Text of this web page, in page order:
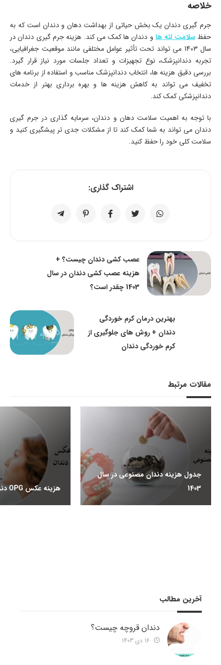
خلاصه
جرم گیری دندان یک بخش حیاتی از بهداشت دهان و دندان است که به
حفظسلامت لثه ها و دندان ها کمک می کند. هزینه جرم گیری دندان در
سال 1403 می تواند تحت تأثیر عوامل مختلفی مانند موقعیت جغرافیایی،
تجربه دندانپزشک، نوع تجهیزات و تعداد جلسات مورد نیاز قرار گیرد.
بررسی دقیق هزینه ها، انتخاب دندانپزشک مناسب و استفاده از برنامه های
تخفیف می تواند به کاهش هزینه ها و بهره برداری بهتر از خدمات
دندانپزشکی کمک کند.
با توجه به اهمیت سلامت دهان و دندان، سرمایه گذاری در جرم گیری
دندان می تواند به شما کمک کند تا از مشکلات جدی تر پیشگیری کنید و
سلامت کلی خود را حفظ کنید.
اشتراک گذاری:
عصب کشی دندان چیست؟ +
هزینه عصب کشی دندان در سال
1403 چقدر است؟
بهترین درمان کرم خوردگی
دندان + روش های جلوگیری از
کرم خوردگی دندان
مقالات مرتبط
جدول هزینه دندان مصنوعی در سال
1403
هزینه عکس OPG دندان چقدر است؟
آخرین مطالب
دندان قروچه چیست؟